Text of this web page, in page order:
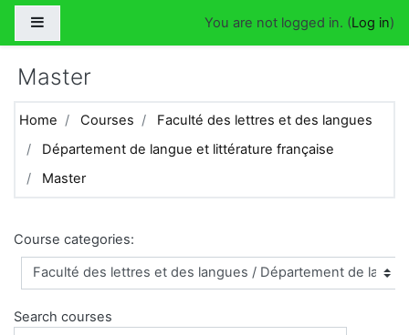
Skip to main content
You are not logged in. (Log in)
Master
Home Courses
Faculté des lettres et des langues
Département de langue et littérature française
Master
Course categories:
Search courses